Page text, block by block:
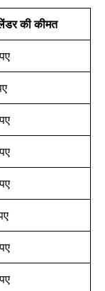
of the
on our website
की कीमत